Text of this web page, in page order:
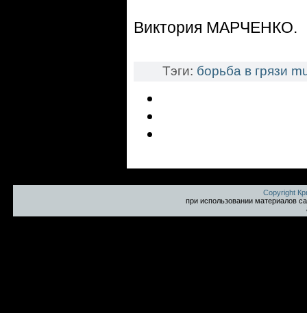
Виктория МАРЧЕНКО.
Тэги: борьба в грязи
Copyright
при использовании материалов